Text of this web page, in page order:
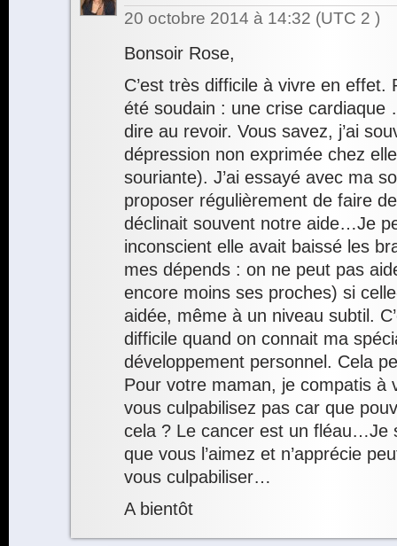
20 octobre 2014 à 14:32 (UTC 2 )
Bonsoir Rose,
C’est très difficile à vivre en effet.
été soudain : une crise
dire au revoir. Vous savez, j’ai
dépression non exprimée chez
souriante). J’ai essayé avec ma
proposer régulièrement de faire
déclinait souvent notre aide…Je
inconscient elle avait baissé les
mes dépends : on ne peut pas
encore moins ses proches) si
aidée, même à un niveau subtil.
difficile quand on connait ma
développement personnel. Cela
Pour votre maman, je compatis à
vous culpabilisez pas car que
cela ? Le cancer est un fléau…Je
que vous l’aimez et n’apprécie
vous culpabiliser…
A bientôt